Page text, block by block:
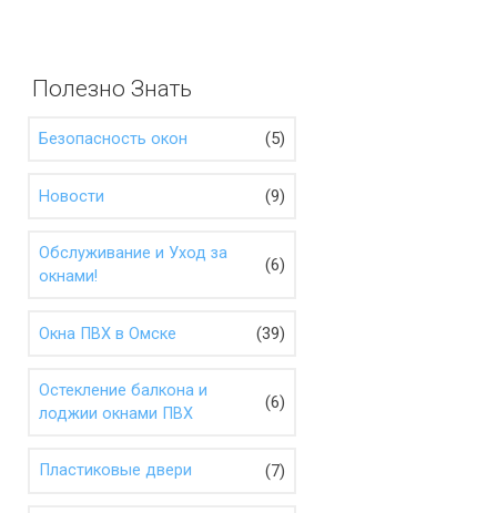
Полезно Знать
Безопасность окон (5)
Новости (9)
Обслуживание и Уход за
окнами!
(6)
Окна ПВХ в Омске (39)
Остекление балкона и
лоджии окнами ПВХ
(6)
Пластиковые двери (7)